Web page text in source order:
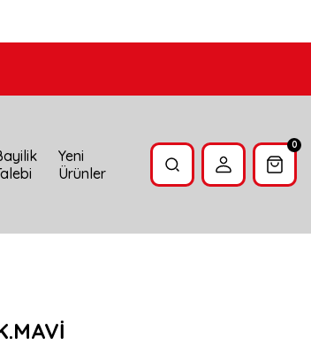
Yeni
Ürünler
0